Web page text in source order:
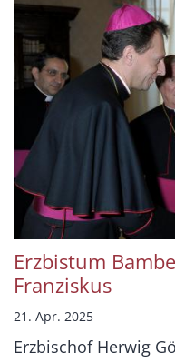
Erzbistum
Franziskus
21. Apr. 2025
Erzbischof Herwig